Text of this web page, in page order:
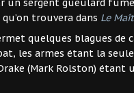
un sergent gueulard
trouvera dans Le
quelques blagues de
les armes étant la
(Mark Rolston) étant